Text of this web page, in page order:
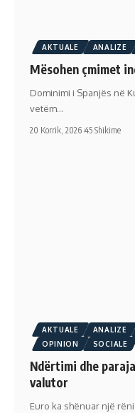
AKTUALE ANALIZE
Mësohen çmimet
Dominimi i Spanjës në
vetëm…
20 Korrik, 2026 45 Shikime
AKTUALE ANALIZE
OPINION
SOCIALE
Ndërtimi dhe
valutor
Euro ka shënuar një